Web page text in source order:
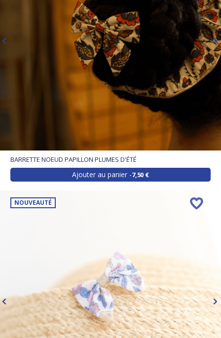
BARRETTE NOEUD PAPILLON PLUMES D'ÉTÉ
Ajouter au panier 7,50 €
NOUVEAUTÉ